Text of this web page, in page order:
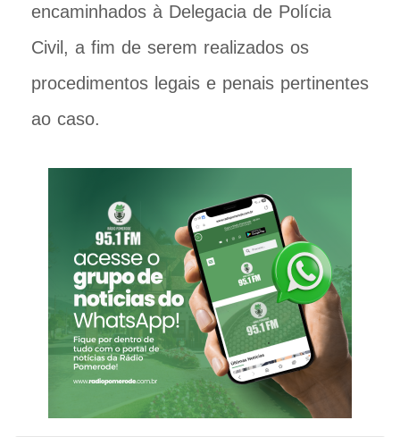
encaminhados à Delegacia de Polícia
Civil, a fim de serem realizados os
procedimentos legais e penais pertinentes
ao caso.